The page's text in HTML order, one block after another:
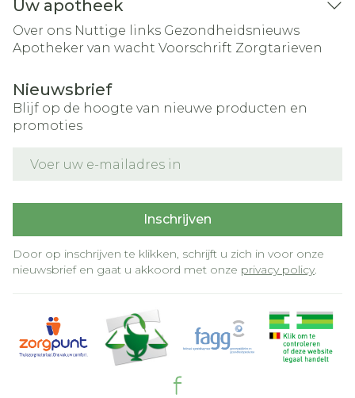
Uw apotheek
Over ons Nuttige links Gezondheidsnieuws
Apotheker van wacht Voorschrift Zorgtarieven
Nieuwsbrief
Blijf op de hoogte van nieuwe producten en
promoties
Inschrijven
Door op inschrijven te klikken, schrijft u zich in voor onze
nieuwsbrief en gaat u akkoord met onze privacy policy.